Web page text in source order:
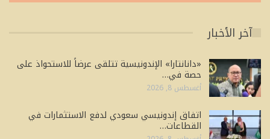
آخر الأخبار
«دانانتارا» الإندونيسية تتلقى عرضاً للاستحواذ على
حصة في…
أغسطس 8, 2026
اتفاق إندونيسي سعودي لدفع الاستثمارات في
القطاعات…